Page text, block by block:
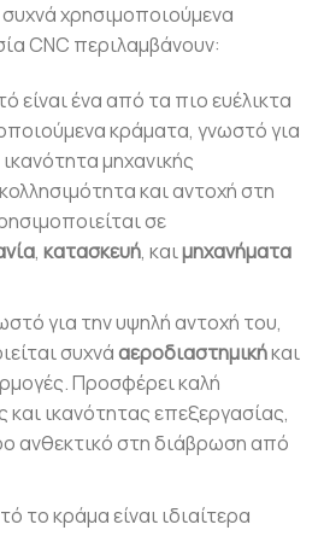
χρησιμοποιούμενα
CNC περιλαμβάνουν:
είναι ένα από τα πιο ευέλικτα
κράματα, γνωστό για
μηχανικής
και αντοχή στη
σε
, κατασκευή, καιμηχανήματα
για την υψηλή αντοχή του,
συχνάαεροδιαστημικήκαι
Προσφέρει καλή
ικανότητας επεξεργασίας,
ανθεκτικό στη διάβρωση από
το κράμα είναι ιδιαίτερα